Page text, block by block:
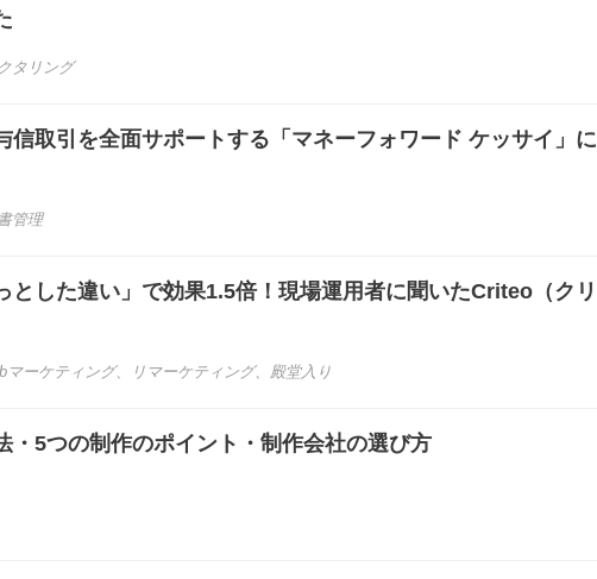
タリング
信取引を全面サポートする「マネーフォワード ケッサイ」
管理
とした違い」で効果1.5倍！現場運用者に聞いたCriteo（ク
マーケティング、 リマーケティング、 殿堂入り
・5つの制作のポイント・制作会社の選び方